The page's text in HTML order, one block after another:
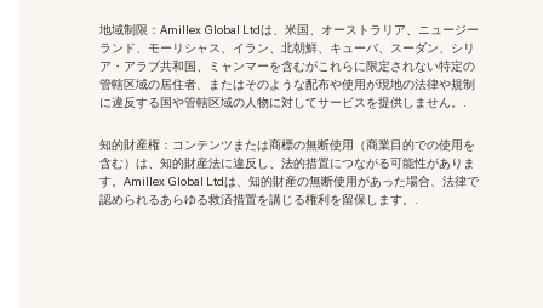
地域制限：Amillex Global Ltdは、米国、オーストラリア、ニュージー
ランド、モーリシャス、イラン、北朝鮮、キューバ、スーダン、シリ
ア・アラブ共和国、ミャンマーを含むがこれらに限定されない特定の
管轄区域の居住者、またはそのような配布や使用が現地の法律や規制
に違反する国や管轄区域の人物に対してサービスを提供しません。.
知的財産権：コンテンツまたは商標の無断使用 （商業目的での使用を
含む）は、知的財産法に違反し、法的措置につながる可能性がありま
す。Amillex Global Ltdは、知的財産の無断使用があった場合、法律で
認められるあらゆる救済措置を講じる権利を留保します。.